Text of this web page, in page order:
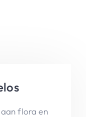
flora en